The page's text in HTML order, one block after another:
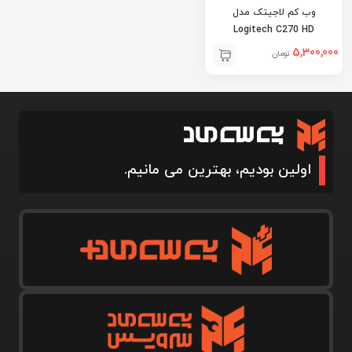
وب کم لاجیتک مدل
Logitech C270 HD
5,300,000 تومان
اولین بودیم، بهترین می مانیم.